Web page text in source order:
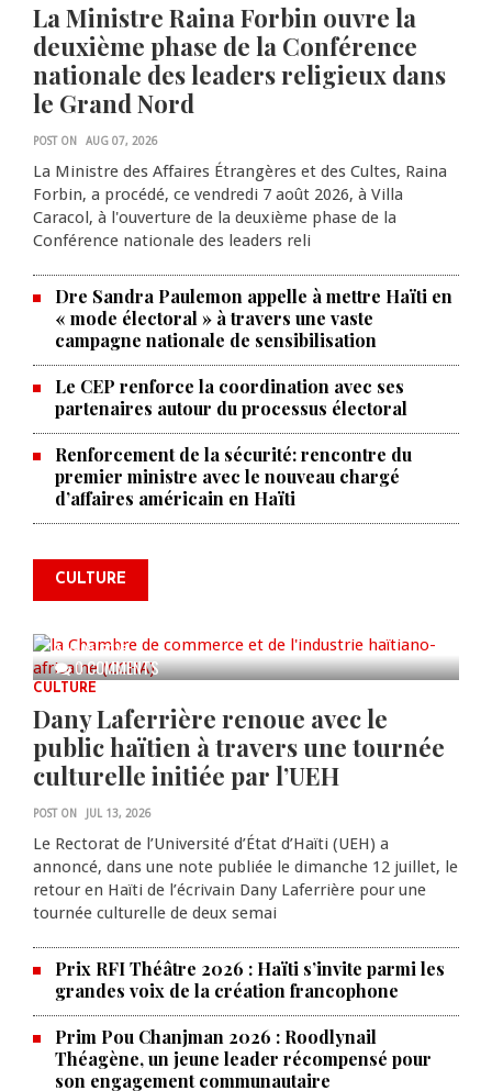
La Ministre Raina Forbin ouvre la
deuxième phase de la Conférence
nationale des leaders religieux dans
le Grand Nord
POST ON AUG 07, 2026
La Ministre des Affaires Étrangères et des Cultes, Raina
Forbin, a procédé, ce vendredi 7 août 2026, à Villa
Caracol, à l'ouverture de la deuxième phase de la
Conférence nationale des leaders reli
Dre Sandra Paulemon appelle à mettre Haïti en
« mode électoral » à travers une vaste
campagne nationale de sensibilisation
Le CEP renforce la coordination avec ses
partenaires autour du processus électoral
Renforcement de la sécurité: rencontre du
premier ministre avec le nouveau chargé
d’affaires américain en Haïti
CULTURE
0 COMMENTS
La Chambre de commerce et de
l'industrie haïtiano-africaine
commémorer le 235e
anniversaire de la cérémonie du
AUG 05, 2026
CULTURE
Dany Laferrière renoue avec le
public haïtien à travers une tournée
culturelle initiée par l’UEH
POST ON JUL 13, 2026
Le Rectorat de l’Université d’État d’Haïti (UEH) a
annoncé, dans une note publiée le dimanche 12 juillet, le
retour en Haïti de l’écrivain Dany Laferrière pour une
tournée culturelle de deux semai
Prix RFI Théâtre 2026 : Haïti s’invite parmi les
grandes voix de la création francophone
Prim Pou Chanjman 2026 : Roodlynail
Théagène, un jeune leader récompensé pour
son engagement communautaire